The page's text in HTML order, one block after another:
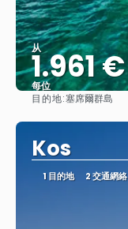
从
1.961 €
每位
目的地:塞席爾群島
Kos
1 目的地 2 交通網絡